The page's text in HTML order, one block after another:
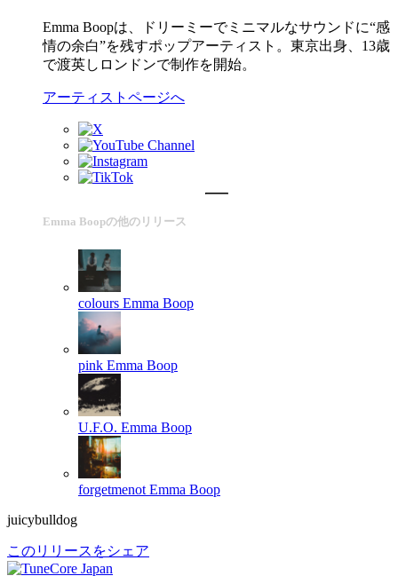
Emma Boopは、ドリーミーでミニマルなサウンドに“感
情の余白”を残すポップアーティスト。東京出身、13歳
で渡英しロンドンで制作を開始。
アーティストページへ
Emma Boopの他のリリース
colours Emma Boop
pink Emma Boop
U.F.O. Emma Boop
forgetmenot Emma Boop
juicybulldog
このリリースをシェア